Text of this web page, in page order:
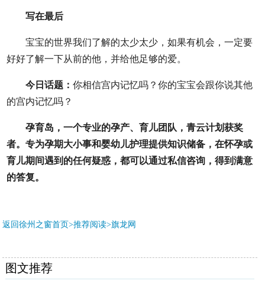
写在最后
宝宝的世界我们了解的太少太少，如果有机会，一定要
好好了解一下从前的他，并给他足够的爱。
今日话题： 你相信宫内记忆吗？你的宝宝会跟你说其他
的宫内记忆吗？
孕育岛，一个专业的孕产、育儿团队，青云计划获奖
者。专为孕期大小事和婴幼儿护理提供知识储备，在怀孕或
育儿期间遇到的任何疑惑，都可以通过私信咨询，得到满意
的答复。
返回徐州之窗首页>推荐阅读>旗龙网
图文推荐